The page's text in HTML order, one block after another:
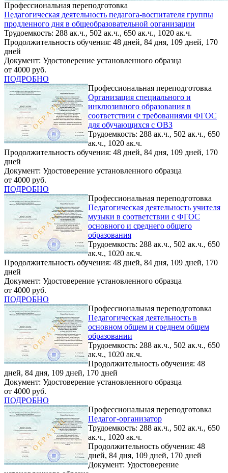
Профессиональная переподготовка
Педагогическая деятельность педагога-воспитателя группы
продленного дня в общеобразовательной организации
Трудоемкость: 288 ак.ч., 502 ак.ч., 650 ак.ч., 1020 ак.ч.
Продолжительность обучения: 48 дней, 84 дня, 109 дней, 170
дней
Документ: Удостоверение установленного образца
от 4000 руб.
ПОДРОБНО
Профессиональная переподготовка
Организация специального и
инклюзивного образования в
соответствии с требованиями ФГОС
для обучающихся с ОВЗ
Трудоемкость: 288 ак.ч., 502 ак.ч., 650
ак.ч., 1020 ак.ч.
Продолжительность обучения: 48 дней, 84 дня, 109 дней, 170
дней
Документ: Удостоверение установленного образца
от 4000 руб.
ПОДРОБНО
Профессиональная переподготовка
Педагогическая деятельность учителя
музыки в соответствии с ФГОС
основного и среднего общего
образования
Трудоемкость: 288 ак.ч., 502 ак.ч., 650
ак.ч., 1020 ак.ч.
Продолжительность обучения: 48 дней, 84 дня, 109 дней, 170
дней
Документ: Удостоверение установленного образца
от 4000 руб.
ПОДРОБНО
Профессиональная переподготовка
Педагогическая деятельность в
основном общем и среднем общем
образовании
Трудоемкость: 288 ак.ч., 502 ак.ч., 650
ак.ч., 1020 ак.ч.
Продолжительность обучения: 48
дней, 84 дня, 109 дней, 170 дней
Документ: Удостоверение установленного образца
от 4000 руб.
ПОДРОБНО
Профессиональная переподготовка
Педагог-организатор
Трудоемкость: 288 ак.ч., 502 ак.ч., 650
ак.ч., 1020 ак.ч.
Продолжительность обучения: 48
дней, 84 дня, 109 дней, 170 дней
Документ: Удостоверение